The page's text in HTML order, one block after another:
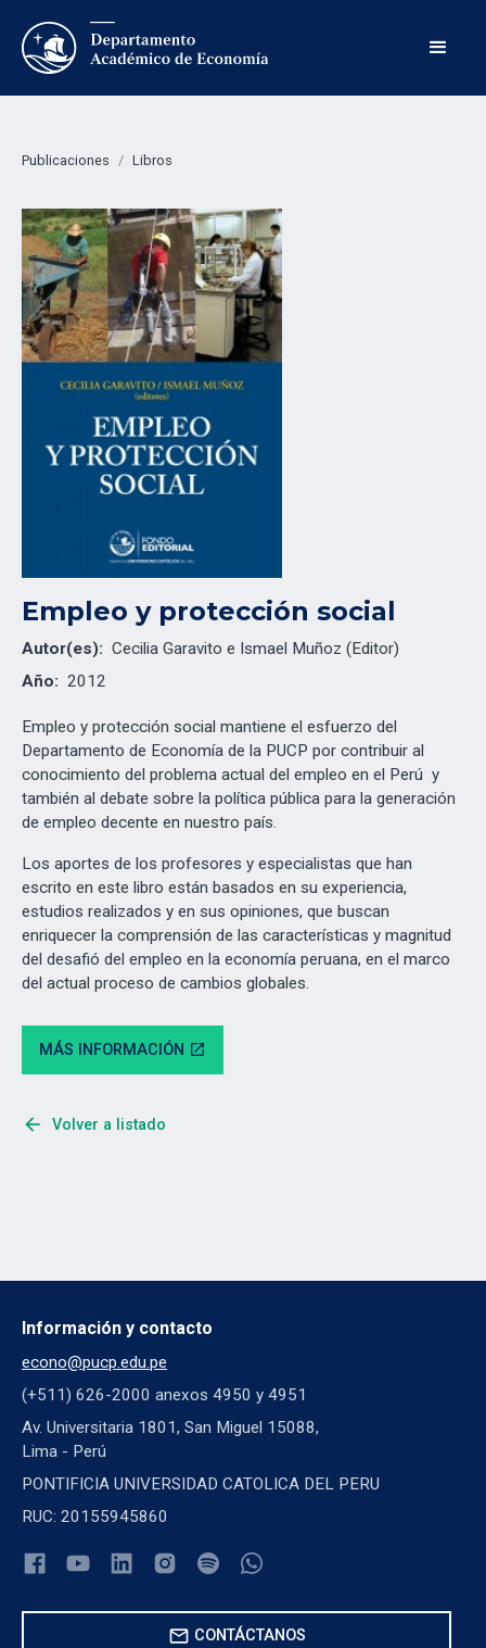
Publicaciones / Libros
Empleo y protección social
Autor(es): Cecilia Garavito e Ismael Muñoz (Editor)
Año: 2012
Empleo y protección social mantiene el esfuerzo del
Departamento de Economía de la PUCP por contribuir al
conocimiento del problema actual del empleo en el Perú y
también al debate sobre la política pública para la generación
de empleo decente en nuestro país.
Los aportes de los profesores y especialistas que han
escrito en este libro están basados en su experiencia,
estudios realizados y en sus opiniones, que buscan
enriquecer la comprensión de las características y magnitud
del desafió del empleo en la economía peruana, en el marco
del actual proceso de cambios globales.
MÁS INFORMACIÓN open_in_new
arrow_back Volver a listado
Información y contacto
econo@pucp.edu.pe
(+511) 626-2000 anexos 4950 y 4951
Av. Universitaria 1801, San Miguel 15088,
Lima - Perú
PONTIFICIA UNIVERSIDAD CATOLICA DEL PERU
RUC: 20155945860
mail CONTÁCTANOS